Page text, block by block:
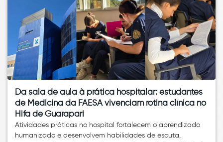
Da sala de aula à prática hospitalar: estudantes
de Medicina da FAESA vivenciam rotina clínica no
Hifa de Guarapari
Atividades práticas no hospital fortalecem o aprendizado
humanizado e desenvolvem habilidades de escuta,